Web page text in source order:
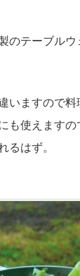
のテーブルウ
いますので
も使えますの
るはず。